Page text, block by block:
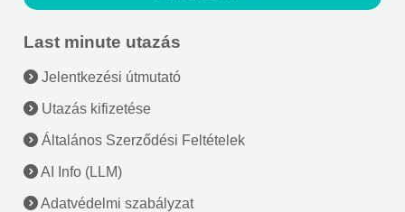
Last minute utazás
Jelentkezési útmutató
Utazás kifizetése
Általános Szerződési Feltételek
AI Info (LLM)
Adatvédelmi szabályzat